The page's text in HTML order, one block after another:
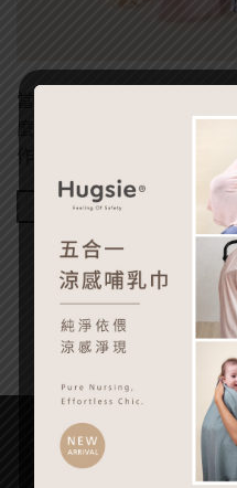
當親朋好友迎來新生命的喜
麼禮物，才能既表達祝福，
作為彌 […]
Continue reading